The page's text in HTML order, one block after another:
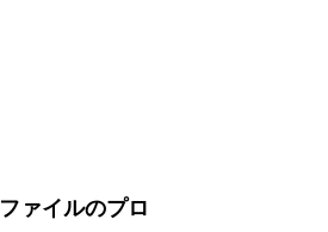
ファイルのプロ